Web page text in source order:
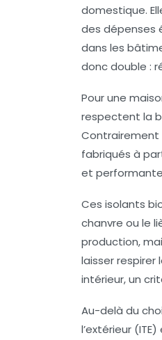
domestique.
des dépenses
dans les
donc double :
Pour une
respectent la
Contrairement
fabriqués à
et
Ces isolants
chanvre ou le
production,
laisser respirer
intérieur, un
Au-delà du
l’extérieur